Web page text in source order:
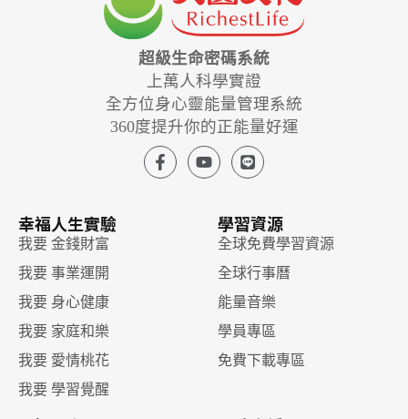
超級生命密碼系統
上萬人科學實證
全方位身心靈能量管理系統
360度提升你的正能量好運
幸福人生實驗
我要 金錢財富
我要 事業運開
我要 身心健康
我要 家庭和樂
我要 愛情桃花
我要 學習覺醒
學習資源
全球免費學習資源
全球行事曆
能量音樂
學員專區
免費下載專區